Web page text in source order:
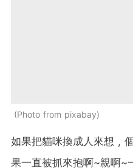
Photo from pixabay
如果把貓咪換成人來想 ,
果一直被抓來抱啊~親啊~